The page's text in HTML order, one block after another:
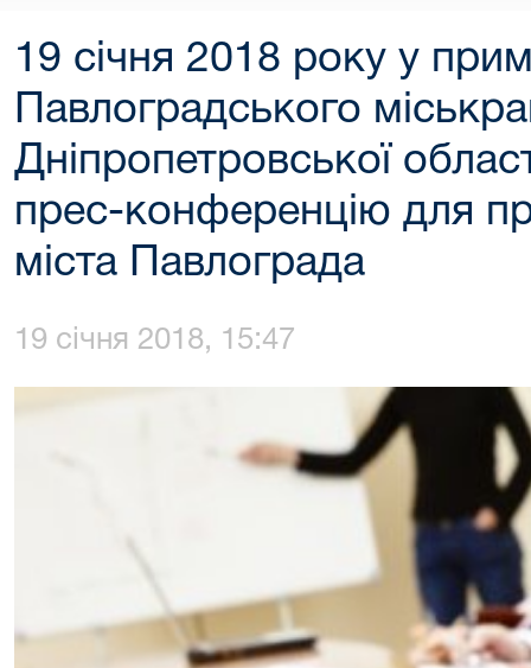
19 січня 2018 року у
Павлоградського
Дніпропетровської
прес-конференцію для
міста Павлограда
19 січня 2018, 15:47